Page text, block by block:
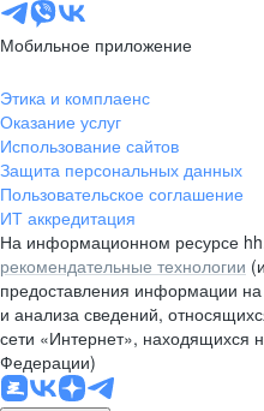
Мобильное приложение
Этика и комплаенс
Оказание услуг
Использование сайтов
Защита персональных данных
Пользовательское соглашение
ИТ аккредитация
На информационном ресурсе
рекомендательные технологии
предоставления информации
и анализа сведений,
сети «Интернет», находящихся
Федерации)